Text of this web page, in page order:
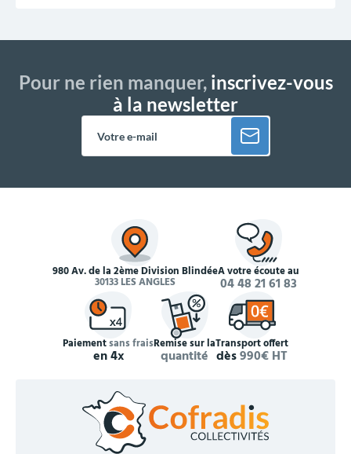
Pour ne rien manquer,inscrivez-vous
à la newsletter
980 Av. de la 2ème Division Blindée
30133 LES ANGLES
À votre écoute au
04 48 21 61 83
Paiementsans frais
en 4x
Remise sur la
quantité
Transport offert
dès990€ HT